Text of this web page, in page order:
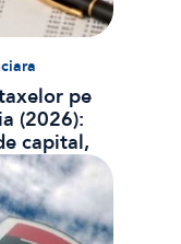
pe
(2026):
capital,